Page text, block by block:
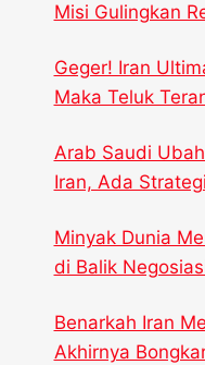
Misi Gulingkan
Geger! Iran
Maka Teluk
Arab Saudi
Iran, Ada
Minyak Dunia
di Balik
Benarkah Iran
Akhirnya